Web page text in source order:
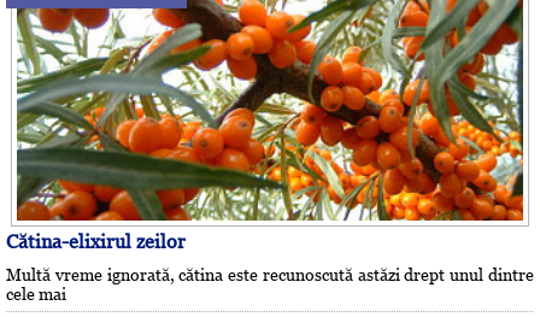
Cătina-elixirul zeilor
Multă vreme ignorată, cătina este recunoscută astăzi drept unul dintre
cele mai